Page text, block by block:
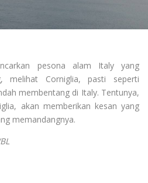
pesona alam Italy yang
melihat Corniglia, pasti seperti
membentang di Italy. Tentunya,
akan memberikan kesan yang
memandangnya.